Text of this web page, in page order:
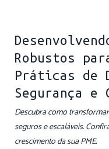
Robustos
Práticas de
Segurança e
Descubra como
seguros e escaláveis.
crescimento da sua PME.